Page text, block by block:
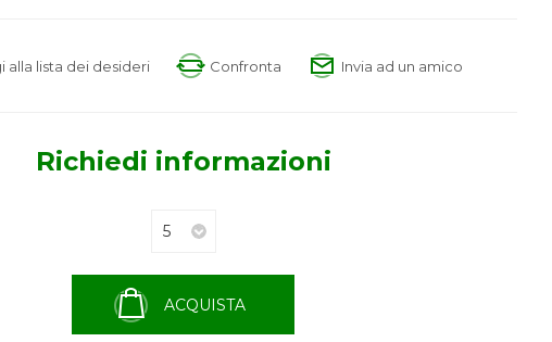
alla lista dei desideri Confronta Invia ad un amico
Richiedi informazioni
ACQUISTA